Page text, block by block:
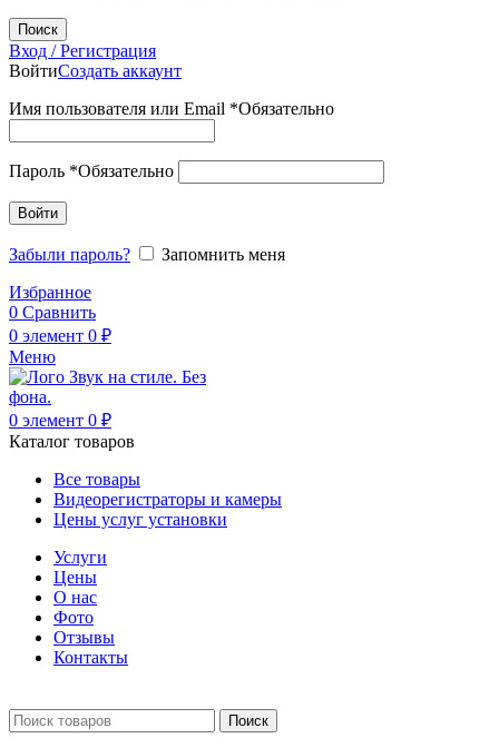
Поиск
Вход / Регистрация
ВойтиСоздать аккаунт
Имя пользователя или Email *Обязательно
Пароль *Обязательно
Войти
Забыли пароль?
Запомнить меня
Избранное
0 Сравнить
0 элемент 0 ₽
Меню
0 элемент 0 ₽
Каталог товаров
Все товары
Видеорегистраторы и камеры
Цены услуг установки
Услуги
Цены
О нас
Фото
Отзывы
Контакты
Поиск